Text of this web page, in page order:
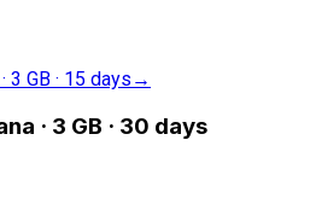
3 GB · 15 days →
· 3 GB · 30 days